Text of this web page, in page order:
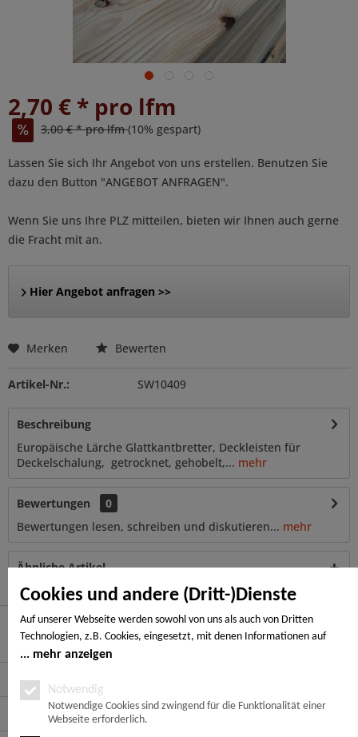
Cookies und andere (Dritt-)Dienste
Auf unserer Webseite werden sowohl von uns als auch von Dritten
Technologien, z.B. Cookies, eingesetzt, mit denen Informationen auf
Ihrem Endgerät gespeichert und/oder von Ihrem Endgerät abgerufen
Notwendige Cookies, Analyse-, Marketing- und Statistik-Cookies. Bei den
notwendigen Cookies handelt es sich um solche, die technisch notwendig
sind, um den von Ihnen gewünschten Dienst bereitzustellen, die übrigen
mehr anzeigen
Notwendig
Notwendige Cookies sind zwingend für die Funktionalität einer
Webseite erforderlich.
2,70 € * pro lfm
3,00 € * pro lfm(10% gespart)
Lassen Sie sich Ihr Angebot von uns erstellen. Benutzen Sie
dazu den Button "ANGEBOT ANFRAGEN".
Wenn Sie uns Ihre PLZ mitteilen, bieten wir Ihnen auch gerne
die Fracht mit an.
Hier Angebot anfragen >>
Merken Bewerten
Artikel-Nr.: SW10409
Beschreibung
Europäische Lärche Glattkantbretter, Deckleisten für
Deckelschalung, getrocknet, gehobelt,... mehr
Bewertungen
0
Bewertungen lesen, schreiben und diskutieren... mehr
Ähnliche Artikel
Hier finden Sie uns
Service Hotline
Service